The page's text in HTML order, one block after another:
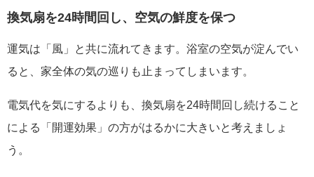
換気扇を24時間回し、空気の鮮度を保つ
運気は「風」と共に流れてきます。浴室の空気が淀んでい
ると、家全体の気の巡りも止まってしまいます。
電気代を気にするよりも、換気扇を24時間回し続けること
による「開運効果」の方がはるかに大きいと考えましょ
う。